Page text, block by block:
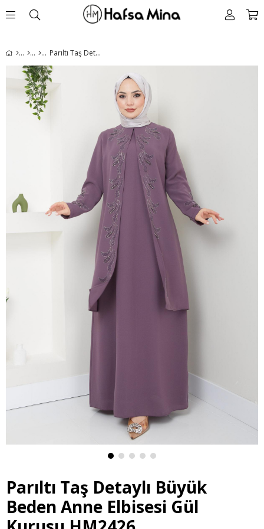
Parıltı Taş Detaylı Büyük Beden Anne Elbisesi Gül Kurusu HM2426
Parıltı Taş Detaylı Büyük
Beden Anne Elbisesi Gül